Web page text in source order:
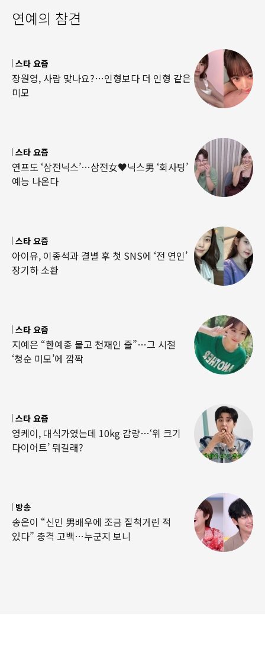
연예의 참견
스타 요즘
장원영, 사람 맞나요?…인형보다 더 인형 같은
미모
스타 요즘
연프도 ‘삼전닉스’…삼전女♥닉스男 ‘회사팅’
예능 나온다
스타 요즘
아이유, 이종석과 결별 후 첫 SNS에 ‘전 연인’
장기하 소환
스타 요즘
지예은 “한예종 붙고 천재인 줄”…그 시절
‘청순 미모’에 깜짝
스타 요즘
영케이, 대식가였는데 10kg 감량…‘위 크기
다이어트’ 뭐길래?
방송
송은이 “신인 男배우에 조금 질척거린 적
있다” 충격 고백…누군지 보니